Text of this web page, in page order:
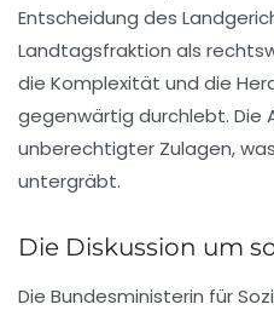
Entscheidung des
Landtagsfraktion als
die Komplexität und die
gegenwärtig durchlebt. Die
unberechtigter Zulagen,
untergräbt.
Die Diskussion um
Die Bundesministerin für